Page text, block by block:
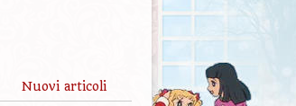
Nuovi articoli